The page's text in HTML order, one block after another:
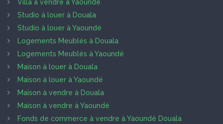
Villa à vendre à Yaoundé
Studio à louer à Douala
Studio à louer à Yaoundé
Logements Meublés à Douala
Logements Meublés à Yaoundé
Maison à louer à Douala
Maison à louer à Yaoundé
Maison à vendre à Douala
Maison à vendre à Yaoundé
Fonds de commerce à vendre à Yaoundé Douala